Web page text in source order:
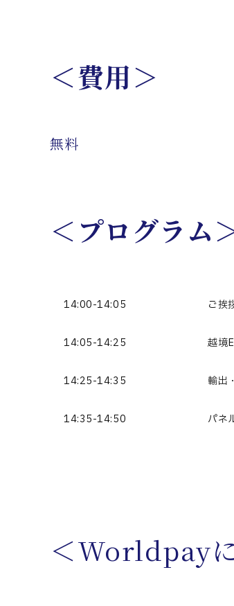
＜費用＞
無料
＜プログラム
14:00-14:05 ご挨
14:05-14:25 越境
14:25-14:35 輸出
14:35-14:50 パネ
＜Worldpay